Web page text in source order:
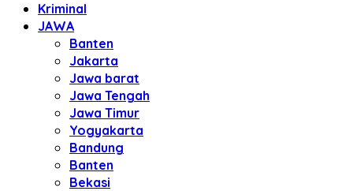
Kriminal
JAWA
Banten
Jakarta
Jawa barat
Jawa Tengah
Jawa Timur
Yogyakarta
Bandung
Banten
Bekasi